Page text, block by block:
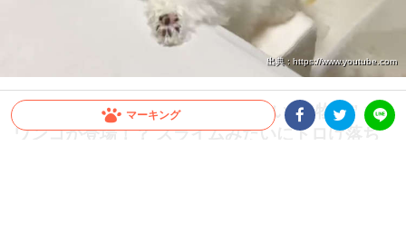
マーキング
出典 : https://www.youtube.com
【ベッドから降りるのめんどくさい】“物臭” な
ワンコが登場！？ スライムみたいにトロけ落ち